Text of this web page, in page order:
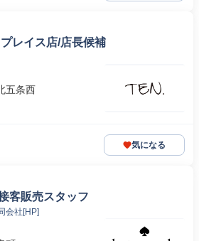
レイス店/店長候補
五条西
気になる
客販売スタッフ
会社[HP]